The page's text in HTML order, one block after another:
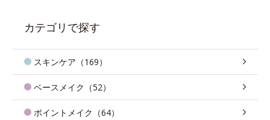
カテゴリで探す
スキンケア（169）
ベースメイク（52）
ポイントメイク（64）